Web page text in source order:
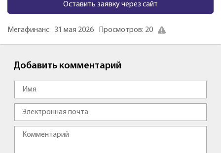
Оставить заявку через сайт
Мегафинанс 31 мая 2026 Просмотров: 20
Добавить комментарий